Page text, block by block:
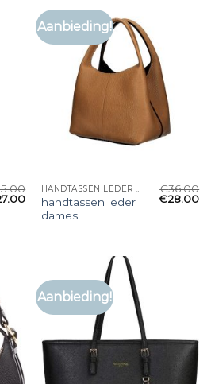
Aanbieding!
HANDTASSEN LEDER DAMES
handtassen leder
dames
€36.00
€28.00
Aanbieding!